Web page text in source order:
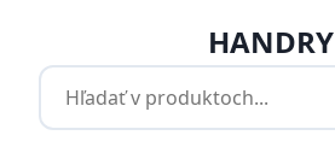
HANDRY